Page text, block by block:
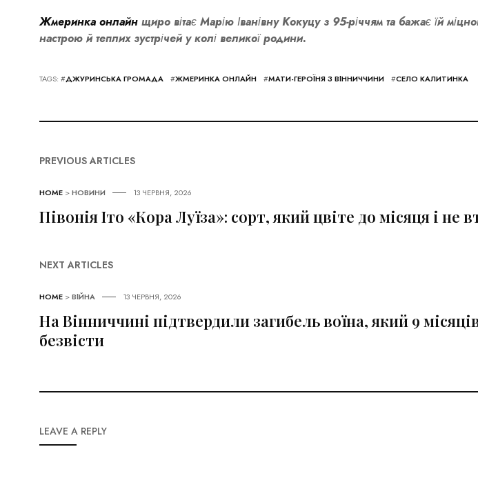
Жмеринка онлайн щиро вітає Марію Іванівну Кокуцу з 95-річчям та бажає їй
настрою й теплих зустрічей у колі великої родини.
TAGS: #ДЖУРИНСЬКА ГРОМАДА #ЖМЕРИНКА ОНЛАЙН #МАТИ-ГЕРОЇНЯ З ВІННИЧЧИНИ #СЕЛО КАЛИТИНКА
PREVIOUS ARTICLES
HOME >НОВИНИ 13 ЧЕРВНЯ, 2026
Півонія Іто «Кора Луїза»: сорт, який цвіте до місяця і не
NEXT ARTICLES
HOME >ВІЙНА 13 ЧЕРВНЯ, 2026
На Вінниччині підтвердили загибель воїна, який 9
безвісти
LEAVE A REPLY